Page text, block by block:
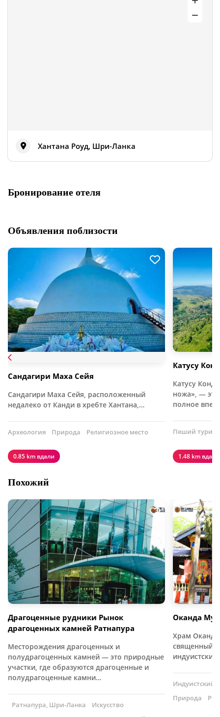
Хантана Роуд, Шри-Ланка
Бронирование отеля
Объявления поблизости
Сандагири Маха Сейя
Сандагири Маха Сейя, расположенный
недалеко от Канди в хребте Хантана,…
Археология Природа Религиозное место
0.85 km вдали
Катусу
Катусу
ножа», —
полное
Пеший
1.48 km вдали
Похожий
Драгоценные рудники Рынок
драгоценных камней Ратнапура
Месторождения драгоценных и
полудрагоценных камней — это природные
участки, где образуются драгоценные и
полудрагоценные камни…
Ратнапура, Шри-Ланка
Искусство
Оканда
Храм
священный
Индуистский
Природа